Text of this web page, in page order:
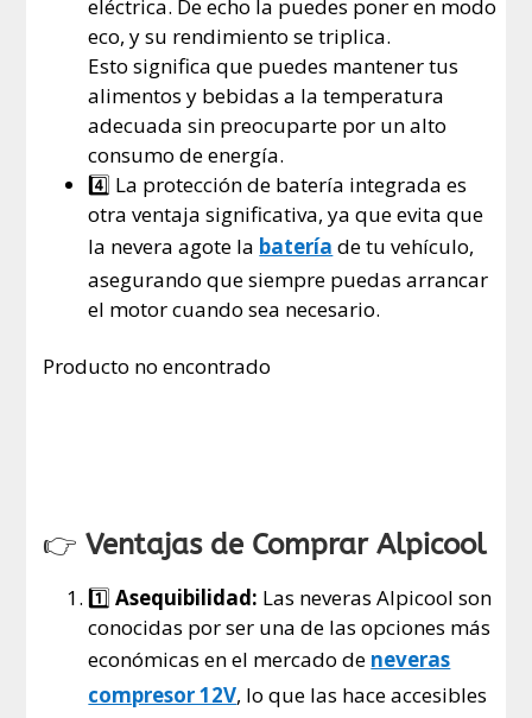
eléctrica. De echo la puedes poner en modo
eco, y su rendimiento se triplica.
Esto significa que puedes mantener tus
alimentos y bebidas a la temperatura
adecuada sin preocuparte por un alto
consumo de energía.
4️⃣ La protección de batería integrada es
otra ventaja significativa, ya que evita que
la nevera agote la batería de tu vehículo,
asegurando que siempre puedas arrancar
el motor cuando sea necesario.
Producto no encontrado
👉 Ventajas de Comprar Alpicool
1️⃣Asequibilidad: Las neveras Alpicool son
conocidas por ser una de las opciones más
económicas en el mercado de neveras
compresor 12V, lo que las hace accesibles